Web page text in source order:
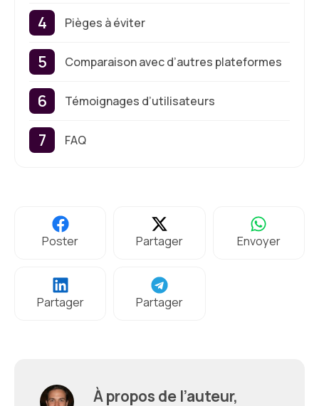
Pièges à éviter
Comparaison avec d’autres plateformes
Témoignages d’utilisateurs
FAQ
Poster Partager Envoyer
Partager Partager
À propos de l’auteur,